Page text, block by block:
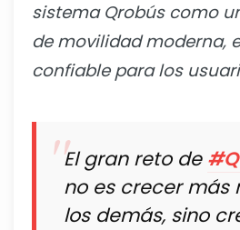
sistema Qrobús como
de movilidad moderna,
confiable para los
El gran reto de
no es crecer más
los demás, sino